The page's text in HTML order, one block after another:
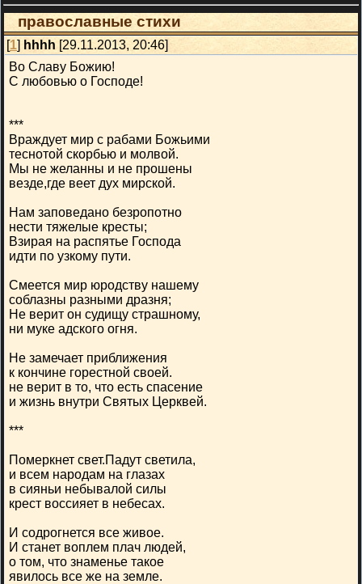
православные стихи
[1] hhhh [29.11.2013, 20:46]
Во Славу Божию!
С любовью о Господе!
***
Враждует мир с рабами Божьими
теснотой скорбью и молвой.
Мы не желанны и не прошены
везде,где веет дух мирской.
Нам заповедано безропотно
нести тяжелые кресты;
Взирая на распятье Господа
идти по узкому пути.
Смеется мир юродству нашему
соблазны разными дразня;
Не верит он судищу страшному,
ни муке адского огня.
Не замечает приближения
к кончине горестной своей.
не верит в то, что есть спасение
и жизнь внутри Святых Церквей.
***
Померкнет свет.Падут светила,
и всем народам на глазах
в сияньи небывалой силы
крест воссияет в небесах.
И содрогнется все живое.
И станет воплем плач людей,
о том, что знаменье такое
явилось все же на земле.